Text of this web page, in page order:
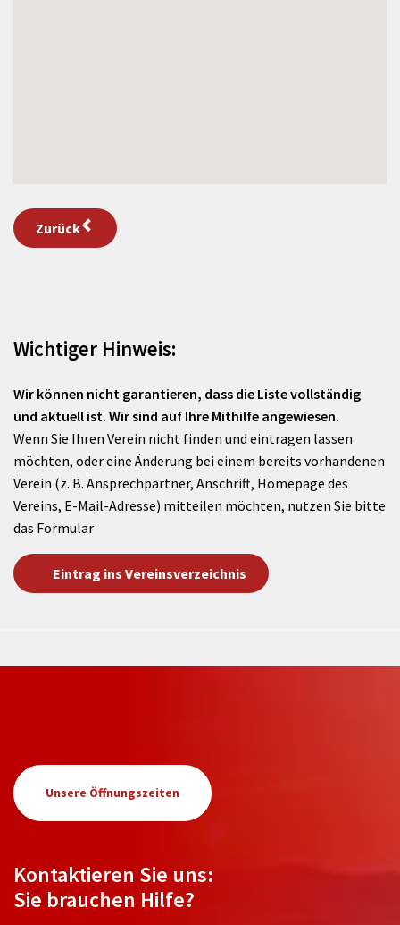
Zurück
Wichtiger Hinweis:
Wir können nicht garantieren, dass die Liste vollständig
und aktuell ist. Wir sind auf Ihre Mithilfe angewiesen.
Wenn Sie Ihren Verein nicht finden und eintragen lassen
möchten, oder eine Änderung bei einem bereits vorhandenen
Verein (z. B. Ansprechpartner, Anschrift, Homepage des
Vereins, E-Mail-Adresse) mitteilen möchten, nutzen Sie bitte
das Formular
Eintrag ins Vereinsverzeichnis
Unsere Öffnungszeiten
Kontaktieren Sie uns:
Sie brauchen Hilfe?